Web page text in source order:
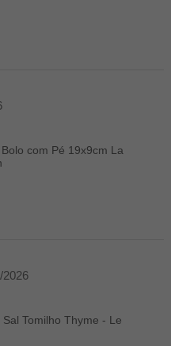
com Pé 19x9cm La
2026
Tomilho Thyme - Le